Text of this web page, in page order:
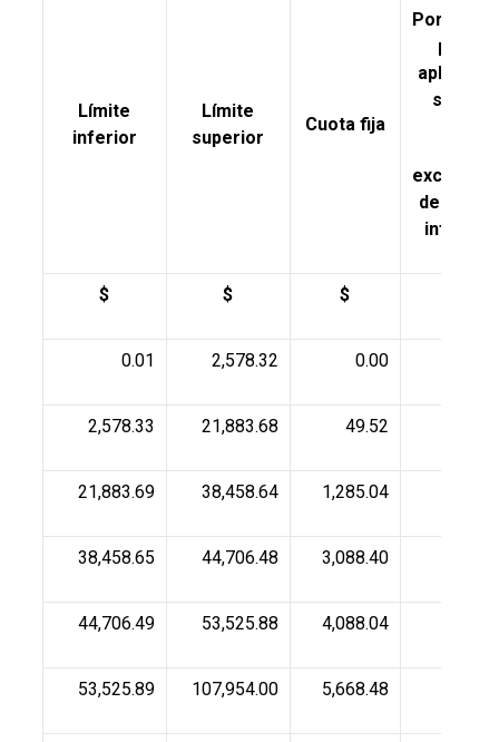
Límite
inferior
Límite
superior
Cuota fija
Por
para
aplicarse
sobre
del límite
inferior
$ $ $
0.01 2,578.32 0.00
2,578.33 21,883.68 49.52
21,883.69 38,458.64 1,285.04
38,458.65 44,706.48 3,088.40
44,706.49 53,525.88 4,088.04
53,525.89 107,954.00 5,668.48